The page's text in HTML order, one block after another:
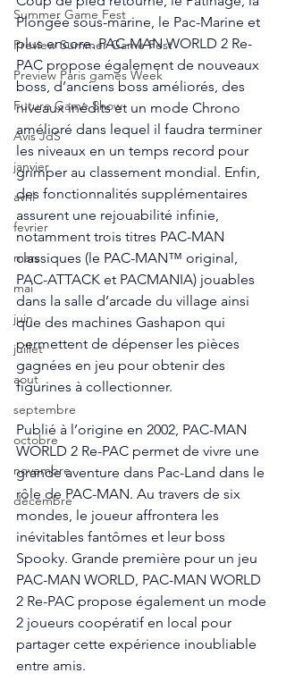
Summer Game Fest
Preview Summer Game Fest
Preview Paris games Week
Future Game Show
Avis JdS
janvier
avril
fevrier
mars
mai
juin
juillet
aout
septembre
octobre
novembre
décembre
Plongée sous-marine, le Pac-Marine et
plus encore. PAC-MAN WORLD 2 Re-
PAC propose également de nouveaux
boss, d’anciens boss améliorés, des
niveaux inédits et un mode Chrono
amélioré dans lequel il faudra terminer
les niveaux en un temps record pour
grimper au classement mondial. Enfin,
des fonctionnalités supplémentaires
assurent une rejouabilité infinie,
notamment trois titres PAC-MAN
classiques (le PAC-MAN™ original,
PAC-ATTACK et PACMANIA) jouables
dans la salle d’arcade du village ainsi
que des machines Gashapon qui
permettent de dépenser les pièces
gagnées en jeu pour obtenir des
figurines à collectionner.
Publié à l’origine en 2002, PAC-MAN
WORLD 2 Re-PAC permet de vivre une
grande aventure dans Pac-Land dans le
rôle de PAC-MAN. Au travers de six
mondes, le joueur affrontera les
inévitables fantômes et leur boss
Spooky. Grande première pour un jeu
PAC-MAN WORLD, PAC-MAN WORLD
2 Re-PAC propose également un mode
2 joueurs coopératif en local pour
partager cette expérience inoubliable
entre amis.